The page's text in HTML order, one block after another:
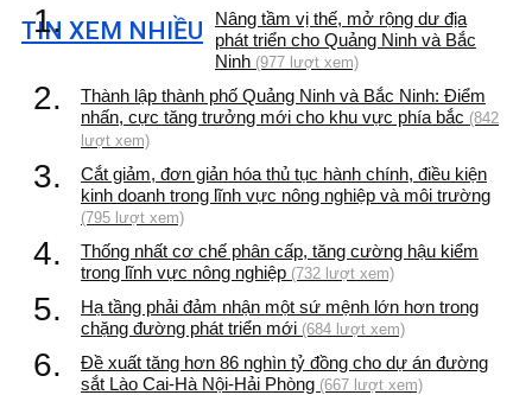
TIN XEM NHIỀU
1.
Nâng tầm vị thế, mở rộng dư địa
phát triển cho Quảng Ninh và Bắc
Ninh (977 lượt xem)
2.
Thành lập thành phố Quảng Ninh và Bắc Ninh: Điểm
nhấn, cực tăng trưởng mới cho khu vực phía bắc (842
lượt xem)
3.
Cắt giảm, đơn giản hóa thủ tục hành chính, điều kiện
kinh doanh trong lĩnh vực nông nghiệp và môi trường
(795 lượt xem)
4.
Thống nhất cơ chế phân cấp, tăng cường hậu kiểm
trong lĩnh vực nông nghiệp (732 lượt xem)
5.
Hạ tầng phải đảm nhận một sứ mệnh lớn hơn trong
chặng đường phát triển mới (684 lượt xem)
6.
Đề xuất tăng hơn 86 nghìn tỷ đồng cho dự án đường
sắt Lào Cai-Hà Nội-Hải Phòng (667 lượt xem)